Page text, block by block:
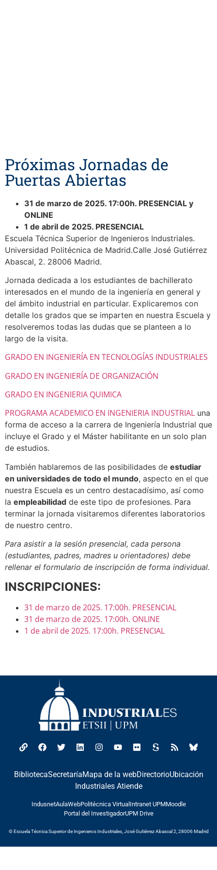
Próximas Jornadas de
Puertas Abiertas
31 de marzo de 2025. 17:00h. PRESENCIAL y
ONLINE
1 de abril de 2025. PRESENCIAL
Escuela Técnica Superior de Ingenieros Industriales.
Universidad Politécnica de Madrid.Calle José Gutiérrez
Abascal, 2. 28006 Madrid.
Jornada dedicada a los estudiantes de bachillerato
interesados en el mundo de la ingeniería en general y
del ámbito industrial en particular. Explicaremos con
detalle los grados que se imparten en nuestra Escuela y
resolveremos todas las dudas que se planteen a lo
largo de la visita.
GRADO EN INGENIERÍA EN TECNOLOGÍAS INDUSTRIALES
GRADO EN INGENIERÍA DE ORGANIZACIÓN
GRADO EN INGENIERIA QUIMICA
PROGRAMA ACADEMICO EN INGENIERIA INDUSTRIAL una
forma de acceso a la carrera de Ingeniería Industrial que
incluye el Grado y el Máster habilitante en un solo plan
de estudios.
También hablaremos de las posibilidades de estudiar
en universidades de todo el mundo, aspecto en el que
nuestra Escuela es un centro destacadísimo, así como
la empleabilidad de este tipo de profesiones. Para
terminar la jornada visitaremos diferentes laboratorios
de nuestro centro.
Para asistir a la sesión presencial, cada persona
(estudiantes, padres, madres u orientadores) debe
rellenar el formulario de inscripción de forma individual.
INSCRIPCIONES:
31 de marzo de 2025. 17:00h. PRESENCIAL
31 de marzo de 2025. 17:00h. ONLINE
1 de abril de 2025. 17:00h. PRESENCIAL
BibliotecaSecretaríaMapa de la webDirectorioUbicación
Industriales Atiende
IndusnetAulaWebPolitécnica Virtual Intranet UPMMoodle
Portal del InvestigadorUPM Drive
© Escuela Técnica Superior de Ingenieros Industriales, José Gutiérrez Abascal 2, 28006 Madrid